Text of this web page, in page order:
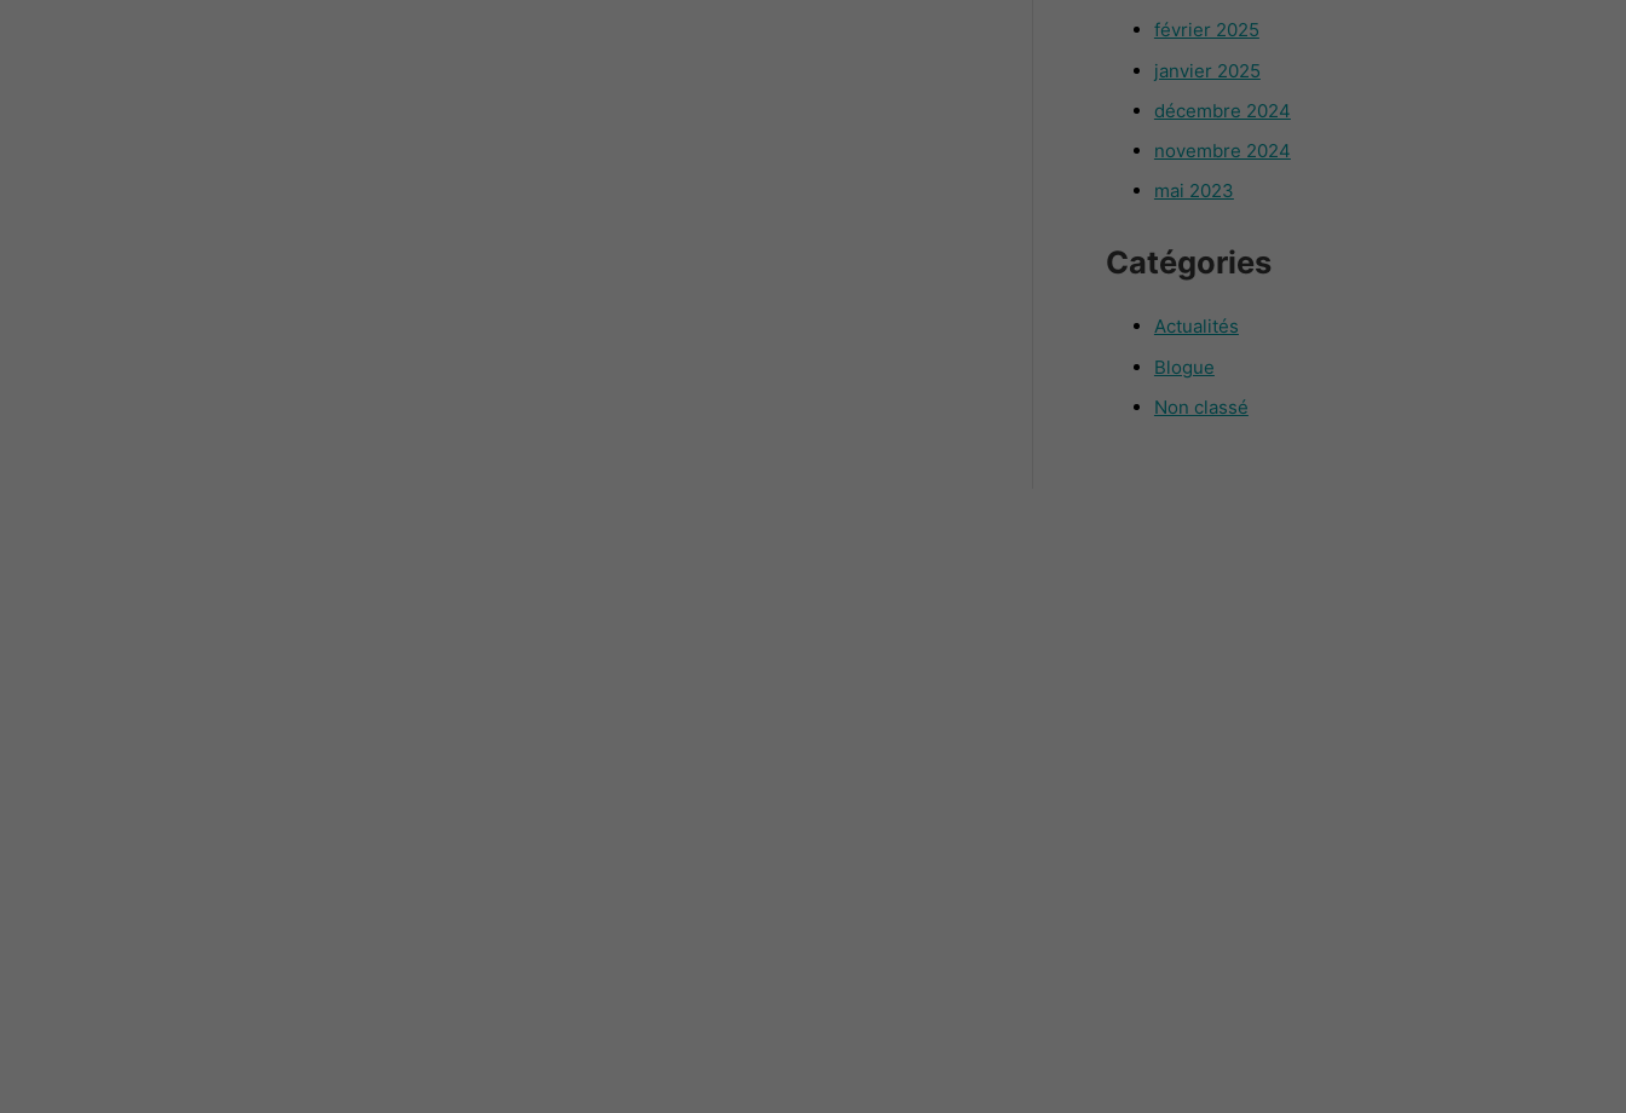
février 2025
janvier 2025
décembre 2024
novembre 2024
mai 2023
Catégories
Actualités
Blogue
Non classé